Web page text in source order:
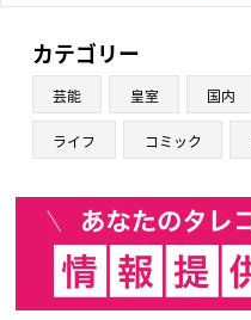
カテゴリー
芸能 皇室 国内
ライフ コミック